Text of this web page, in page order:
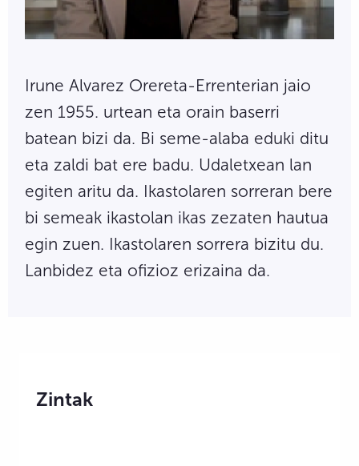
Irune Alvarez Orereta-Errenterian jaio
zen 1955. urtean eta orain baserri
batean bizi da. Bi seme-alaba eduki ditu
eta zaldi bat ere badu. Udaletxean lan
egiten aritu da. Ikastolaren sorreran bere
bi semeak ikastolan ikas zezaten hautua
egin zuen. Ikastolaren sorrera bizitu du.
Lanbidez eta ofizioz erizaina da.
Zintak